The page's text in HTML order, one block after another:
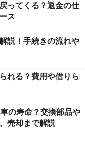
ってくる？返金の仕
ス
説！手続きの流れや
れる？費用や借りら
の寿命？交換部品や
売却まで解説